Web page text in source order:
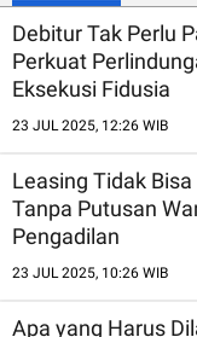
Debitur Tak Perlu
Perkuat
Eksekusi Fidusia
23 JUL 2025, 12:26 WIB
Leasing Tidak
Tanpa Putusan
Pengadilan
23 JUL 2025, 10:26 WIB
Apa yang Harus